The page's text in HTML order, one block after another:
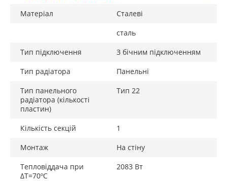
Матеріал
Сталеві
сталь
Тип підключення
З бічним підключенням
Тип радіатора
Панельні
Тип панельного
радіатора (кількості
пластин)
Тип 22
Кількість секцій
1
Монтаж
На стіну
Тепловіддача при
ΔТ=70ºС
2083 Вт